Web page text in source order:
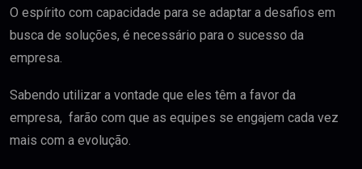
O espírito com capacidade para se adaptar a desafios em
busca de soluções, é necessário para o sucesso da
empresa.
Sabendo utilizar a vontade que eles têm a favor da
empresa, farão com que as equipes se engajem cada vez
mais com a evolução.